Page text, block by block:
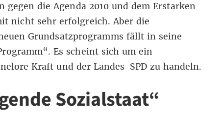
gegen die Agenda 2010 und dem Erstarken
nicht sehr erfolgreich. Aber die
Grundsatzprogramms fällt in seine
Es scheint sich um ein
Kraft und der Landes-SPD zu handeln.
Sozialstaat“